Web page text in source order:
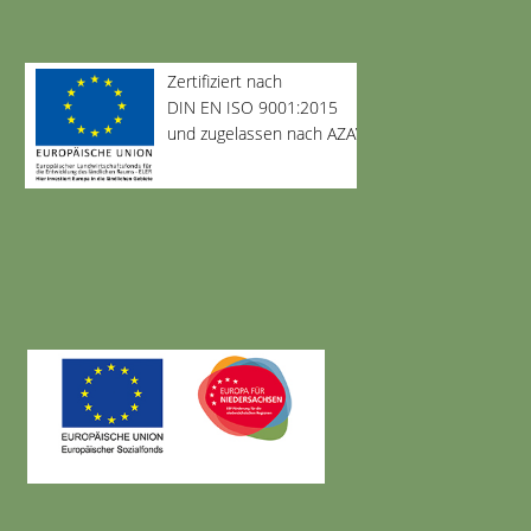
Zertifiziert nach
DIN EN ISO 9001:2015
und zugelassen nach AZAV